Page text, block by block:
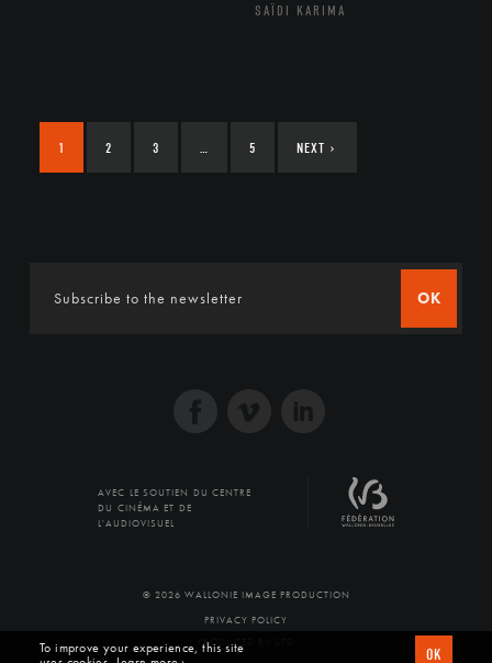
SAÏDI KARIMA
1 2 3 5 NEXT ›
OK
AVEC LE SOUTIEN DU CENTRE
DU CINÉMA ET DE
L'AUDIOVISUEL
© 2026 WALLONIE IMAGE PRODUCTION
PRIVACY POLICY
PRODUCED BY SFD
To improve your experience, this site
OK